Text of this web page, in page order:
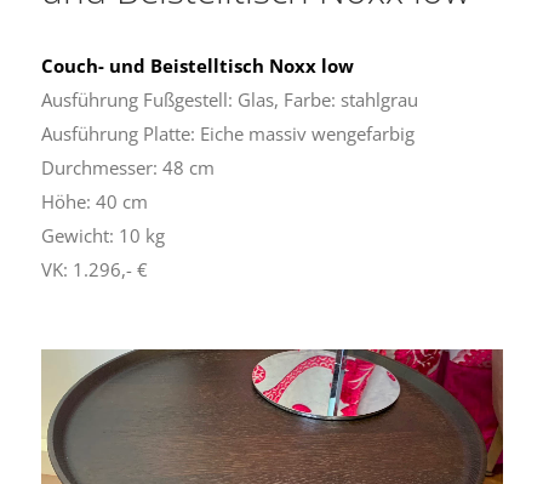
Couch- und Beistelltisch Noxx low
Ausführung Fußgestell: Glas, Farbe: stahlgrau
Ausführung Platte: Eiche massiv wengefarbig
Durchmesser: 48 cm
Höhe: 40 cm
Gewicht: 10 kg
VK: 1.296,- €